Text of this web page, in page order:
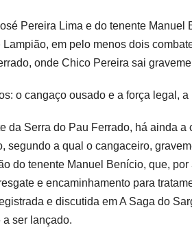
Pereira Lima e do tenente
em pelo menos dois
onde Chico Pereira sai
o cangaço ousado e a força legal,
da Serra do Pau Ferrado, há ainda
segundo a qual o cangaceiro,
do tenente Manuel Benício, que,
e encaminhamento para
e discutida em A Saga do
ser lançado.